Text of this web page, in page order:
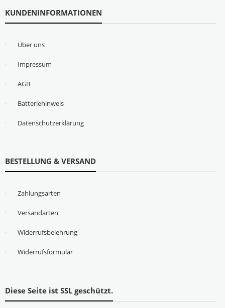
KUNDENINFORMATIONEN
Über uns
Impressum
AGB
Batteriehinweis
Datenschutzerklärung
BESTELLUNG & VERSAND
Zahlungsarten
Versandarten
Widerrufsbelehrung
Widerrufsformular
Diese Seite ist SSL geschützt.